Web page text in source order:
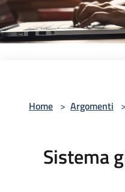
Home > Argomenti >
Sistema